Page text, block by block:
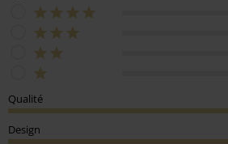
Qualité
Design